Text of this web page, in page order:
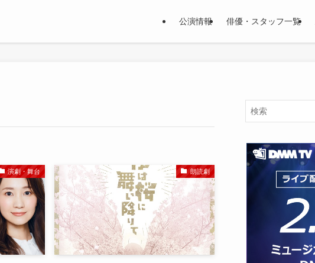
公演情報 俳優・スタッフ一覧
演劇・舞台 朗読劇